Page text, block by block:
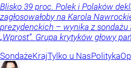
Blisko 39 proc. Polek i Polaków
zagłosowałoby na Karola
prezydenckich – wynika z sondażu
„Wprost”. Grupa krytyków głowy
SondażeKrajTylko u NasPolityka